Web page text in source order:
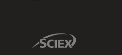
Sciex Link